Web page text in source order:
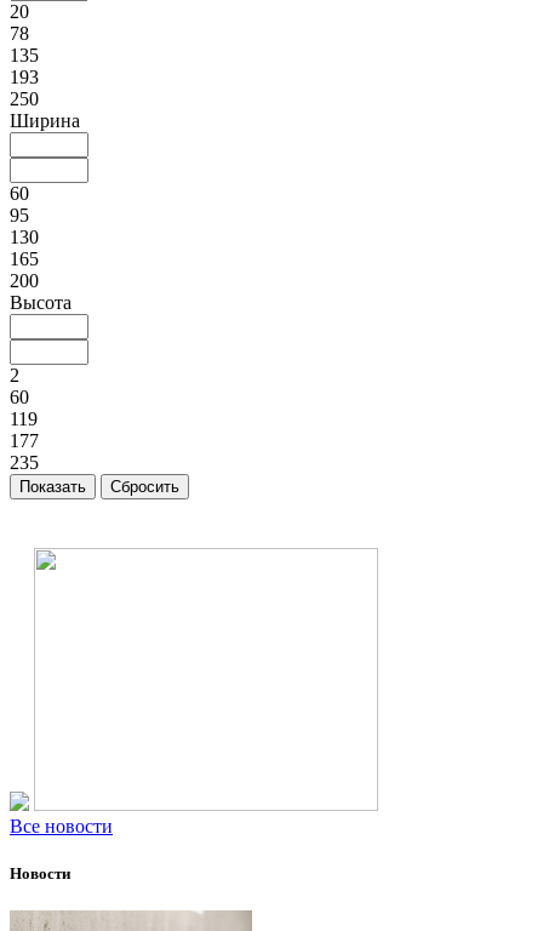
20
78
135
193
250
Ширина
60
95
130
165
200
Высота
2
60
119
177
235
Все новости
Новости